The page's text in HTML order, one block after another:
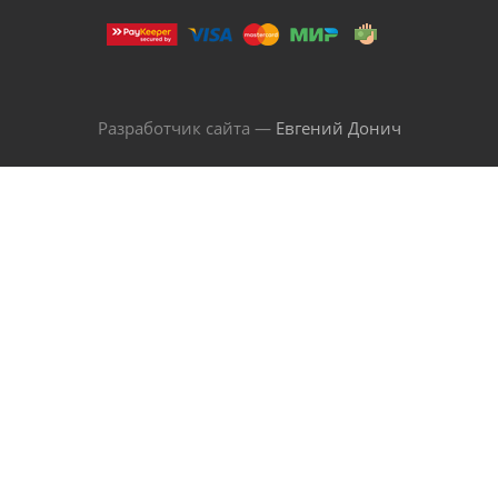
Разработчик сайта — Евгений Донич